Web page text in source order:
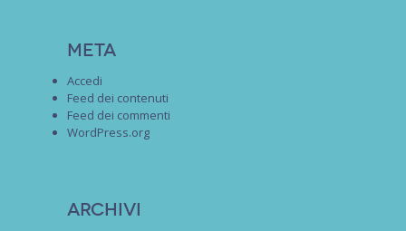
Meta
Accedi
Feed dei contenuti
Feed dei commenti
WordPress.org
Archivi